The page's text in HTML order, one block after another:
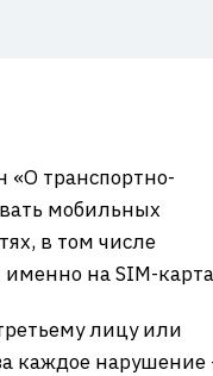
«О транспортно-
мобильных
в том числе
именно на SIM-
лицу или
каждое нарушение